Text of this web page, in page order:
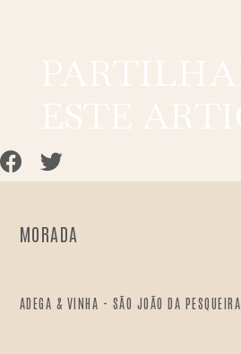
MORADA
ADEGA & VINHA - SÃO JOÃO DA PESQUEIRA